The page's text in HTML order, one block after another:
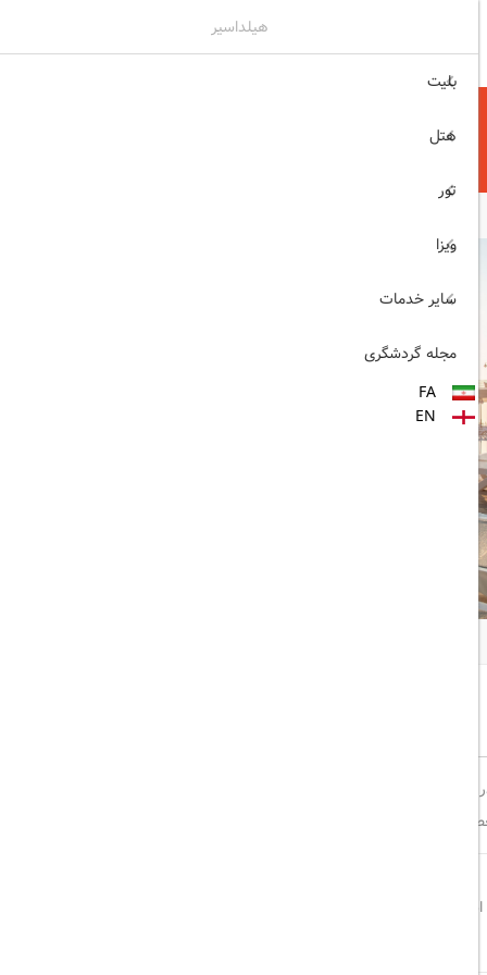
۰۲۱۷۷۶۵۵۹۶۰
دریای مدیترانه واقع شده است.
شما محسوب می‌شود.
هیلداسیر
بلیت
هتل
تور
ویزا
سایر خدمات
مجله گردشگری
FA
EN